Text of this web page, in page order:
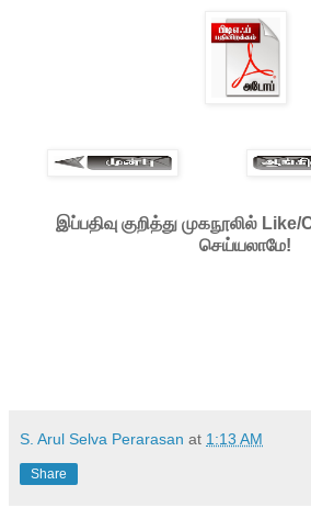
இப்பதிவு குறித்து முகநூலில்
செய்யலாமே!
S. Arul Selva Perarasan at 1:13 AM
Share